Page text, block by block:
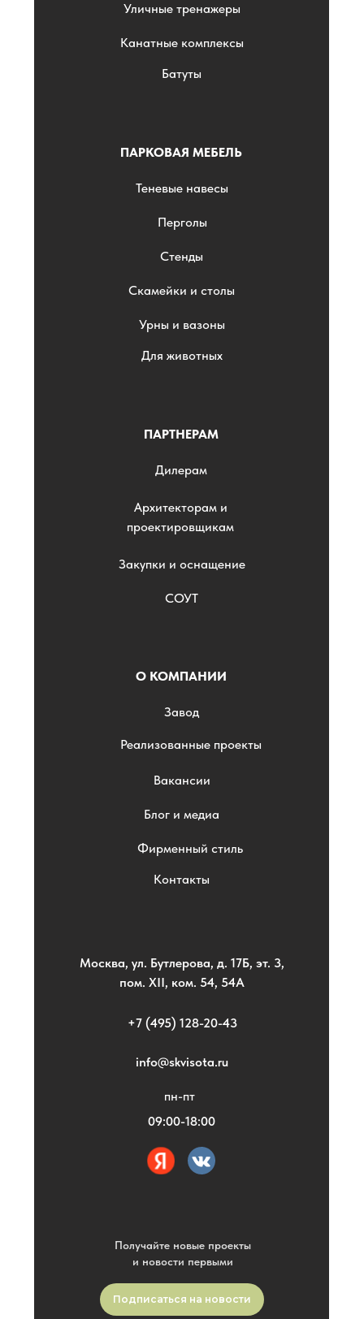
ПАРТНЕРАМ
Архитекторам и
проектировщикам
Дилерам
Закупки и оснащение
СОУТ
Получайте новые проекты
и новости первыми
О КОМПАНИИ
Завод
Реализованные проекты
Вакансии
Блог и медиа
Фирменный стиль
Контакты
Уличные тренажеры
Канатные комплексы
Батуты
+7 (495) 128-20-43
info@skvisota.ru
Москва, ул. Бутлерова, д. 17Б, эт. 3,
пом. XII, ком. 54, 54А
пн-пт
09:00-18:00
ПАРКОВАЯ МЕБЕЛЬ
Теневые навесы
Перголы
Стенды
Скамейки и столы
Урны и вазоны
Для животных
Подписаться на новости